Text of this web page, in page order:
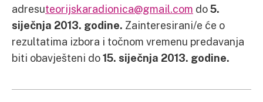
adresuteorijskaradionica@gmail.com do5.
siječnja 2013. godine. Zainteresirani/e će o
rezultatima izbora i točnom vremenu predavanja
biti obavješteni do15. siječnja 2013. godine.